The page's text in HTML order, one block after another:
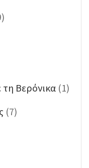
τη Βερόνικα (1)
(7)